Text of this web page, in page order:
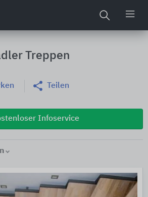
Treppen
Teilen
Infoservice